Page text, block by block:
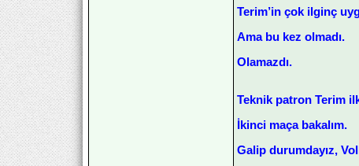
Terim’in çok ilginç
Ama bu kez olmadı.
Olamazdı.
Teknik patron Terim
İkinci maça bakalım.
Galip durumdayız,